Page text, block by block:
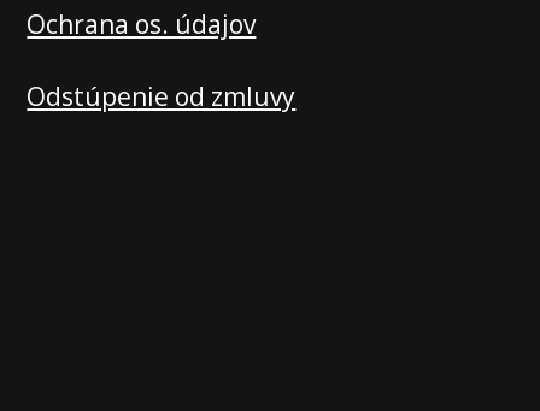
Ochrana os. údajov
Odstúpenie od zmluvy